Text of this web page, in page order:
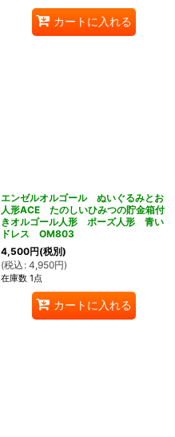
カートに入れる
エンゼルオルゴール ぬいぐるみとお
人形ACE たのしいひみつの貯金箱付
きオルゴール人形 ポーズ人形 青い
ドレス OM803
4,500円(税別)
(税込 : 4,950円)
在庫数 1点
カートに入れる